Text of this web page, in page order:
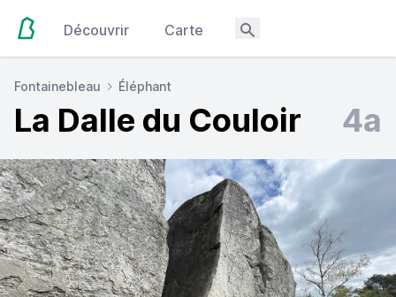
Découvrir Carte
Fontainebleau Éléphant
La Dalle du Couloir 4a